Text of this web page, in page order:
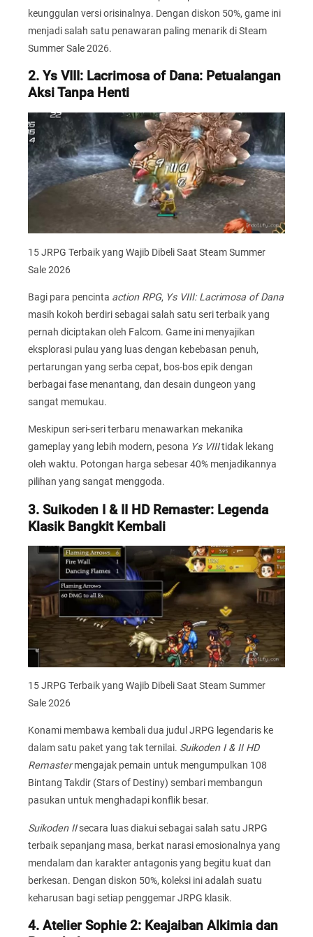
keunggulan versi orisinalnya. Dengan diskon 50%, game ini
menjadi salah satu penawaran paling menarik di Steam
Summer Sale 2026.
2. Ys VIII: Lacrimosa of Dana: Petualangan
Aksi Tanpa Henti
15 JRPG Terbaik yang Wajib Dibeli Saat Steam Summer
Sale 2026
Bagi para pencinta action RPG, Ys VIII: Lacrimosa of Dana
masih kokoh berdiri sebagai salah satu seri terbaik yang
pernah diciptakan oleh Falcom. Game ini menyajikan
eksplorasi pulau yang luas dengan kebebasan penuh,
pertarungan yang serba cepat, bos-bos epik dengan
berbagai fase menantang, dan desain dungeon yang
sangat memukau.
Meskipun seri-seri terbaru menawarkan mekanika
gameplay yang lebih modern, pesona Ys VIIItidak lekang
oleh waktu. Potongan harga sebesar 40% menjadikannya
pilihan yang sangat menggoda.
3. Suikoden I & II HD Remaster: Legenda
Klasik Bangkit Kembali
15 JRPG Terbaik yang Wajib Dibeli Saat Steam Summer
Sale 2026
Konami membawa kembali dua judul JRPG legendaris ke
dalam satu paket yang tak ternilai. Suikoden I & II HD
Remastermengajak pemain untuk mengumpulkan 108
Bintang Takdir (Stars of Destiny) sembari membangun
pasukan untuk menghadapi konflik besar.
Suikoden IIsecara luas diakui sebagai salah satu JRPG
terbaik sepanjang masa, berkat narasi emosionalnya yang
mendalam dan karakter antagonis yang begitu kuat dan
berkesan. Dengan diskon 50%, koleksi ini adalah suatu
keharusan bagi setiap penggemar JRPG klasik.
4. Atelier Sophie 2: Keajaiban Alkimia dan